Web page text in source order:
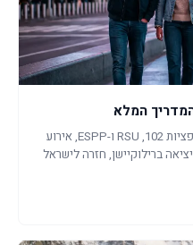
המדריך המלא
המדריך המלא למיסוי תגמול הוני - אופציות 102, RSU ו-ESPP, אירוע
ברילוקיישן, חזרה לישראל